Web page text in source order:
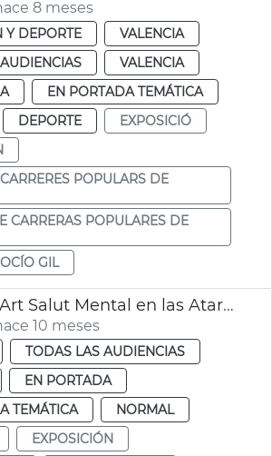
8 meses
Y DEPORTE
VALENCIA
VALENCIA
EN PORTADA TEMÁTICA
DEPORTE
EXPOSICIÓ
POPULARS DE
CARRERAS POPULARES DE
GIL
Exposición Art Salut Mental en las Atarazanas
10 meses
TODAS LAS AUDIENCIAS
EN PORTADA
TEMÁTICA
NORMAL
EXPOSICIÓN